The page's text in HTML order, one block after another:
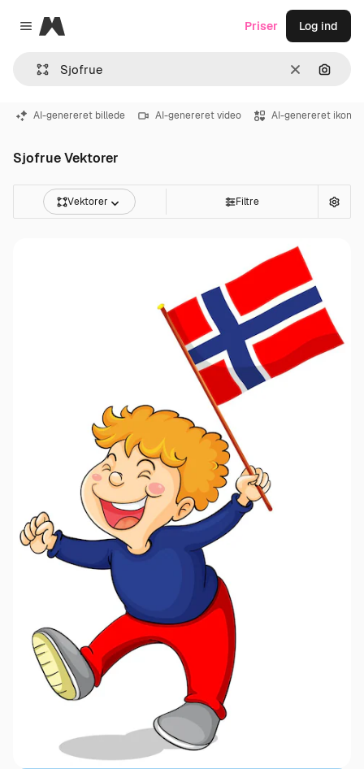
Close menu
Magnific
Klar Søg
Priser Log ind
AI-genereret billede AI-genereret video AI-genereret ikon
Sjofrue Vektorer
Vektorer Filtre